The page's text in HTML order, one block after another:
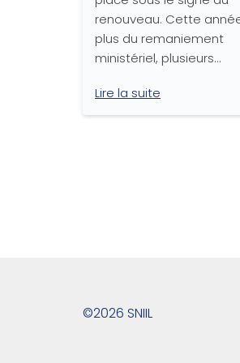
renouveau. Cette
plus du remaniement
ministériel, plusieurs…
Lire la suite
©2026 SNIIL